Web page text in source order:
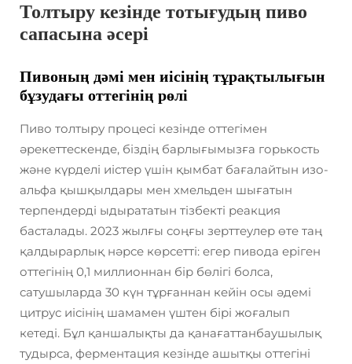
Толтыру кезінде тотығудың пиво
сапасына әсері
Пивоның дәмі мен иісінің тұрақтылығын
бұзудағы оттегінің рөлі
Пиво толтыру процесі кезінде оттегімен
әрекеттескенде, біздің барлығымызға горькость
және күрделі иістер үшін қымбат бағалайтын изо-
альфа қышқылдары мен хмельден шығатын
терпендерді ыдырататын тізбекті реакция
басталады. 2023 жылғы соңғы зерттеулер өте таң
қалдырарлық нәрсе көрсетті: егер пивода еріген
оттегінің 0,1 миллионнан бір бөлігі болса,
сатушыларда 30 күн тұрғаннан кейін осы әдемі
цитрус иісінің шамамен үштен бірі жоғалып
кетеді. Бұл қаншалықты да қанағаттанбаушылық
тудырса, ферментация кезінде ашытқы оттегіні